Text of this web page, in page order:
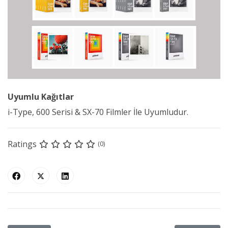
Uyumlu Kağıtlar
i-Type, 600 Serisi & SX-70 Filmler İle Uyumludur.
Ratings (0)